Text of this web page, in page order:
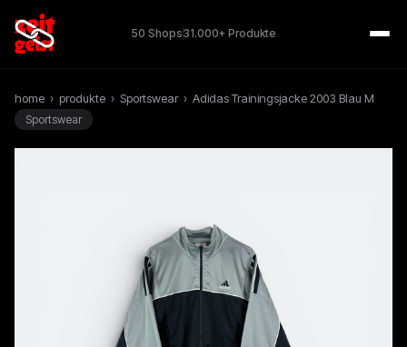
50 Shops31.000+ Produkte
home › produkte › Sportswear › Adidas Trainingsjacke 2003 Blau M
Sportswear